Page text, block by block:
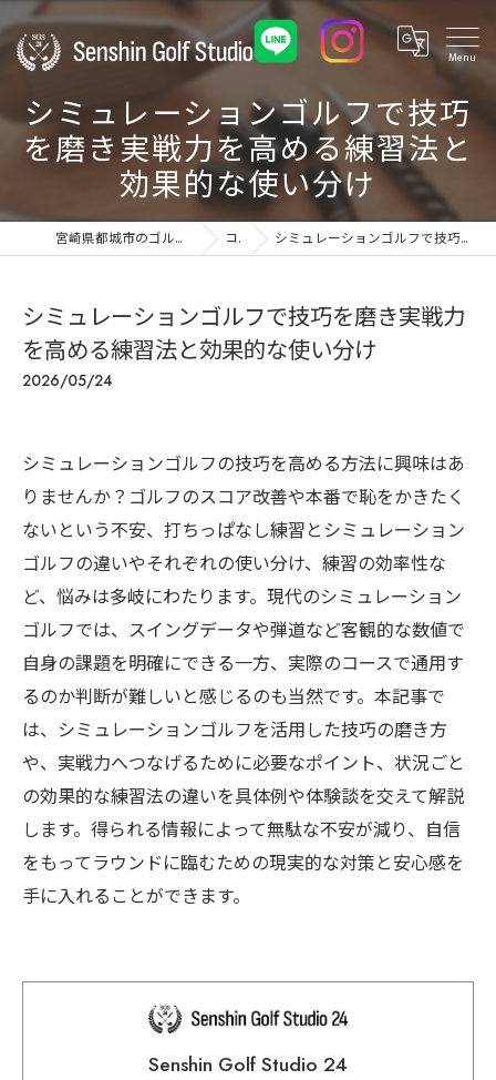
シミュレーションゴルフで技巧
を磨き実戦力を高める練習法と
効果的な使い分け
宮崎県都城市のゴルフ練習場ならSenshin Golf Studio 24 コラム シミュレーションゴルフで技巧を磨き実戦力を高める練習法と効果的な使い分け
シミュレーションゴルフで技巧を磨き実戦力
を高める練習法と効果的な使い分け
2026/05/24
シミュレーションゴルフの技巧を高める方法に興味はあ
りませんか？ゴルフのスコア改善や本番で恥をかきたく
ないという不安、打ちっぱなし練習とシミュレーション
ゴルフの違いやそれぞれの使い分け、練習の効率性な
ど、悩みは多岐にわたります。現代のシミュレーション
ゴルフでは、スイングデータや弾道など客観的な数値で
自身の課題を明確にできる一方、実際のコースで通用す
るのか判断が難しいと感じるのも当然です。本記事で
は、シミュレーションゴルフを活用した技巧の磨き方
や、実戦力へつなげるために必要なポイント、状況ごと
の効果的な練習法の違いを具体例や体験談を交えて解説
します。得られる情報によって無駄な不安が減り、自信
をもってラウンドに臨むための現実的な対策と安心感を
手に入れることができます。
Senshin Golf Studio 24